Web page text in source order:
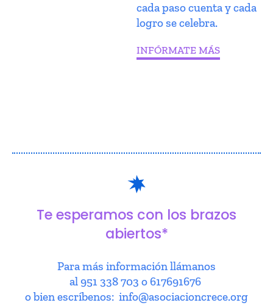
cada paso cuenta y cada
logro se celebra.
INFÓRMATE MÁS
Te esperamos con los brazos
abiertos*
Para más información llámanos
al 951 338 703 o 617691676
o bien escríbenos: info@asociacioncrece.org